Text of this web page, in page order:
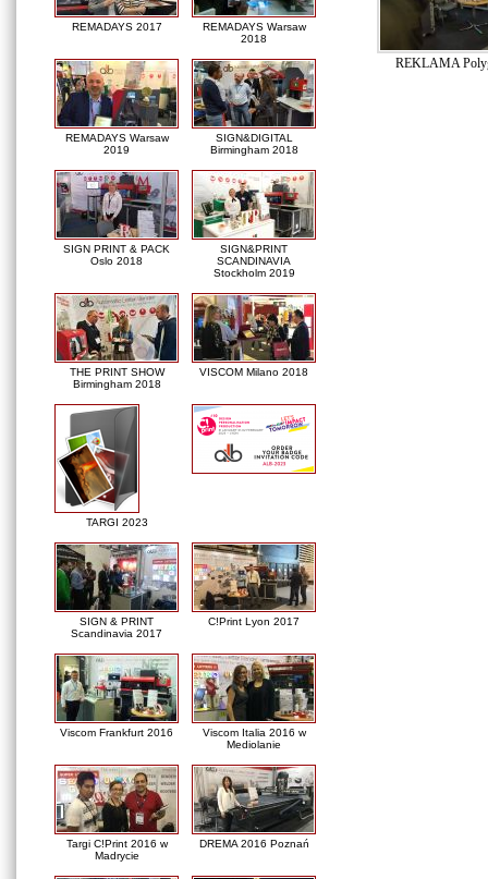
REMADAYS 2017
REMADAYS Warsaw
2018
REMADAYS Warsaw
2019
SIGN&DIGITAL
Birmingham 2018
SIGN PRINT & PACK
Oslo 2018
SIGN&PRINT
SCANDINAVIA
Stockholm 2019
THE PRINT SHOW
Birmingham 2018
VISCOM Milano 2018
TARGI 2023
SIGN & PRINT
Scandinavia 2017
C!Print Lyon 2017
Viscom Frankfurt 2016
Viscom Italia 2016 w
Mediolanie
Targi C!Print 2016 w
Madrycie
DREMA 2016 Poznań
REKLAMA